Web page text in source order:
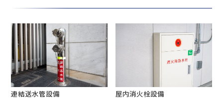
連結送水管設備 屋内消火栓設備